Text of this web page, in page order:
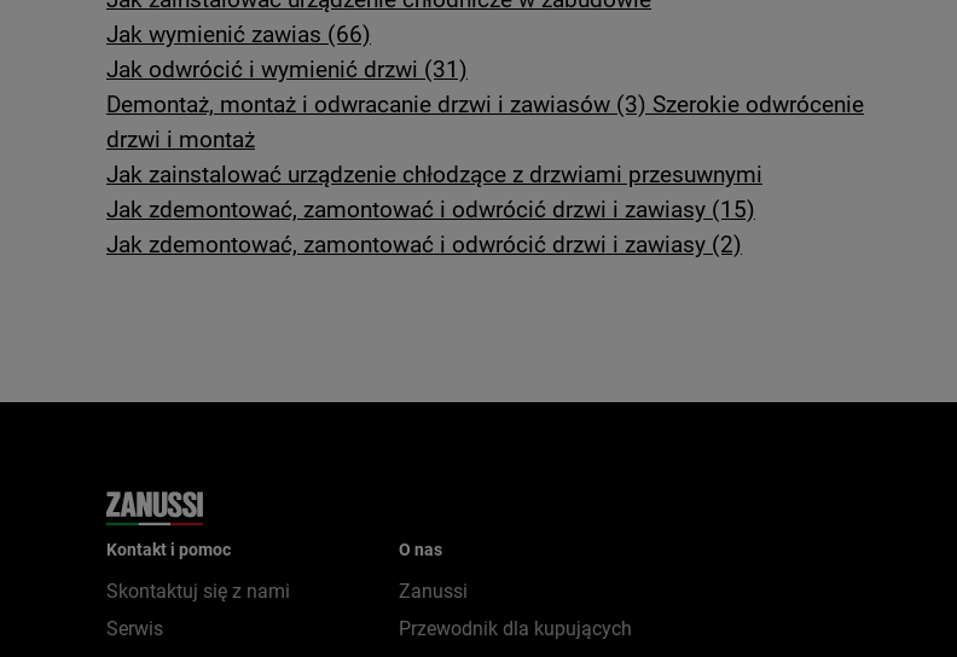
Jak wymienić zawias (66)
Jak odwrócić i wymienić drzwi (31)
Demontaż, montaż i odwracanie drzwi i zawiasów (3) Szerokie odwrócenie
drzwi i montaż
Jak zainstalować urządzenie chłodzące z drzwiami przesuwnymi
Jak zdemontować, zamontować i odwrócić drzwi i zawiasy (15)
Jak zdemontować, zamontować i odwrócić drzwi i zawiasy (2)
Kontakt i pomoc
Skontaktuj się z nami
Serwis
O nas
Zanussi
Przewodnik dla kupujących